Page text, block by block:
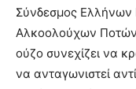
Σύνδεσμος
Αλκοολούχων Ποτών
ούζο συνεχίζει να
να ανταγωνιστεί